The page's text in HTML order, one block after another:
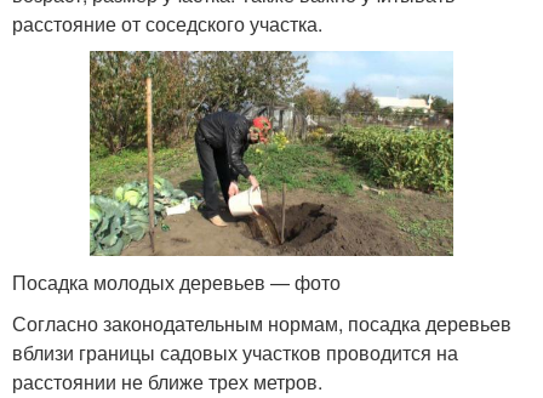
расстояние от соседского участка.
Посадка молодых деревьев — фото
Согласно законодательным нормам, посадка деревьев
вблизи границы садовых участков проводится на
расстоянии не ближе трех метров.